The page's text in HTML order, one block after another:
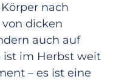
nach
dicken
auch auf
ist im Herbst weit
– es ist eine